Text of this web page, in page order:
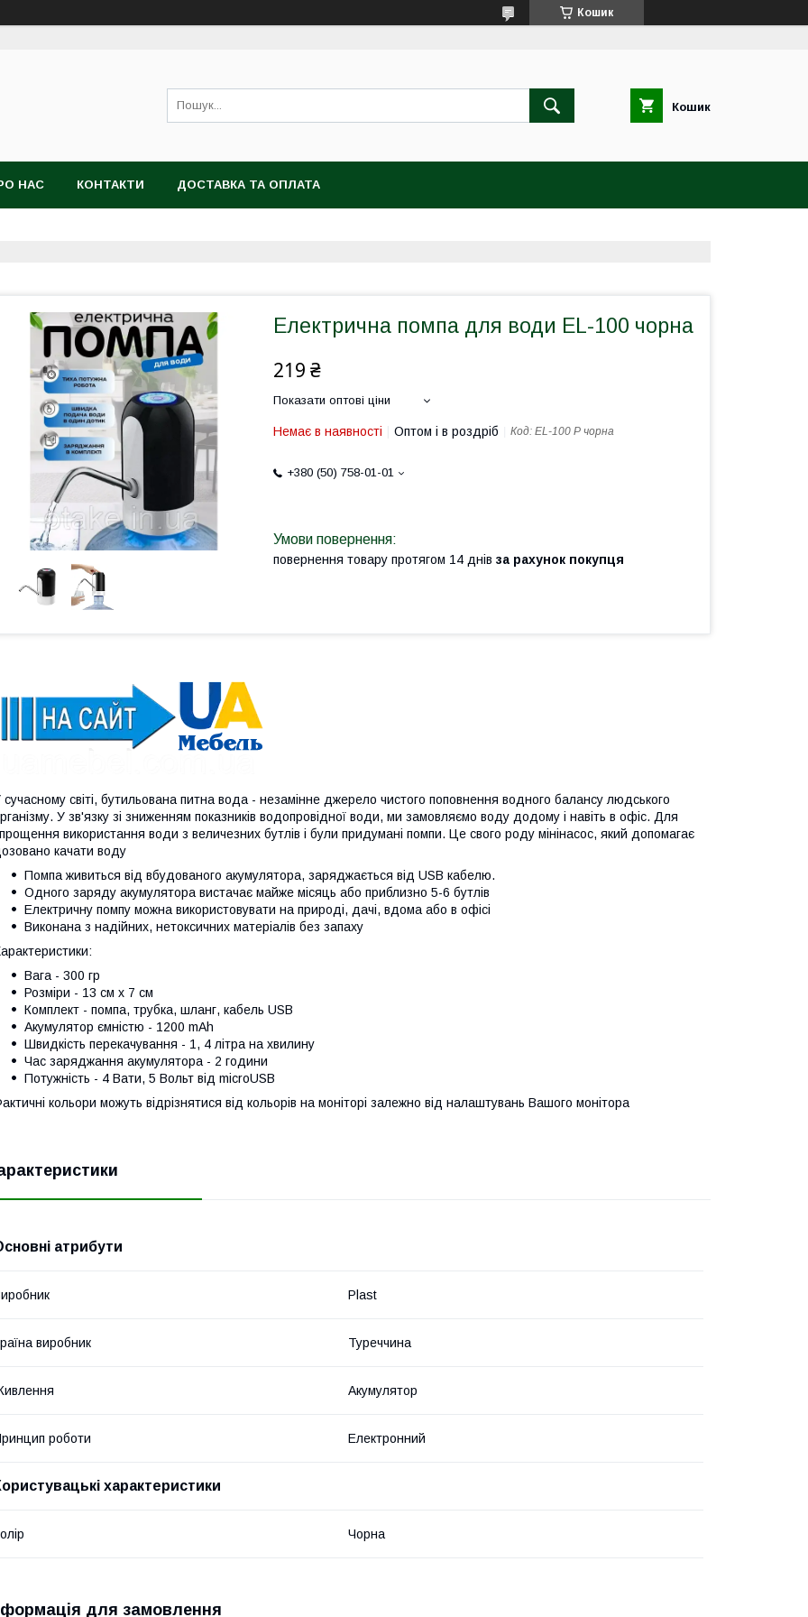
Кошик
Кошик
НАС КОНТАКТИ ДОСТАВКА ТА ОПЛАТА
Електрична помпа для води EL-100 чорна
219 ₴
Показати оптові ціни
Немає в наявності Оптом і в роздріб Код: EL-100 Р чорна
+380 (50) 758-01-01
повернення товару протягом 14 днів за рахунок покупця
сучасному світі, бутильована питна вода - незамінне джерело чистого поповнення водного балансу людського
У зв'язку зі зниженням показників водопровідної води, ми замовляємо воду додому і навіть в офіс. Для
використання води з величезних бутлів і були придумані помпи. Це свого роду мінінасос, який допомагає
качати воду
Помпа живиться від вбудованого акумулятора, заряджається від USB кабелю.
Одного заряду акумулятора вистачає майже місяць або приблизно 5-6 бутлів
Електричну помпу можна використовувати на природі, дачі, вдома або в офісі
Виконана з надійних, нетоксичних матеріалів без запаху
Вага - 300 гр
Розміри - 13 см х 7 см
Комплект - помпа, трубка, шланг, кабель USB
Акумулятор ємністю - 1200 mAh
Швидкість перекачування - 1, 4 літра на хвилину
Час заряджання акумулятора - 2 години
Потужність - 4 Вати, 5 Вольт від microUSB
кольори можуть відрізнятися від кольорів на моніторі залежно від налаштувань Вашого монітора
атрибути
Plast
виробник Туреччина
Акумулятор
роботи Електронний
характеристики
Чорна
для замовлення